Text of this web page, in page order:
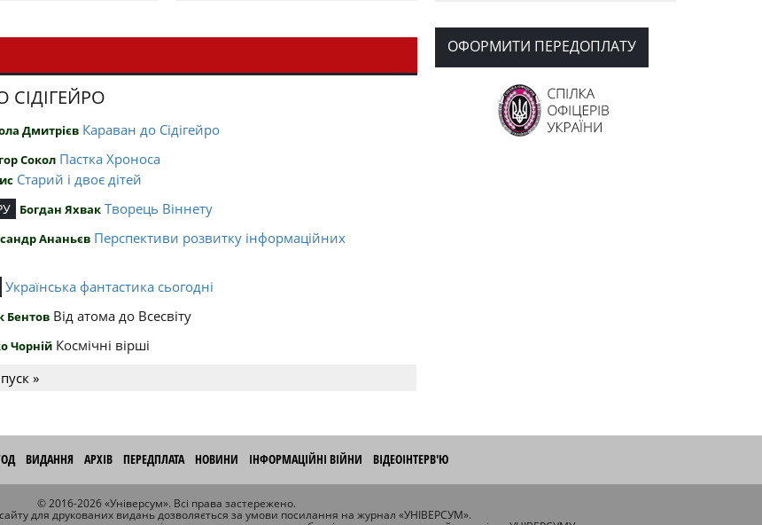
День Вишиванки в Норт Порті
OPUS MAGNUM Олега К. Романчука
СІДІГЕЙРО
Дмитрієв Караван до Сідігейро
Сокол Пастка Хроноса
Старий і двоє дітей
Богдан Яхвак Творець Віннету
Ананьєв Перспективи розвитку інформаційних
Українська фантастика сьогодні
Бентов Від атома до Всесвіту
Чорній Космічні вірші
»
ОФОРМИТИ ПЕРЕДОПЛАТУ
ВИДАННЯ АРХІВ ПЕРЕДПЛАТА НОВИНИ ІНФОРМАЦІЙНІ ВІЙНИ ВІДЕОІНТЕРВ'Ю
© 2016-2026 «Універсум». Всі права застережено.
для друкованих видань дозволяється за умови посилання на журнал «УНІВЕРСУМ».